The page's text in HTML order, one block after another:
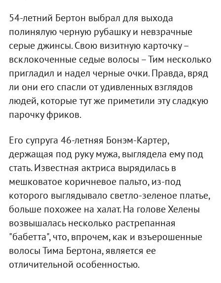
54-летний Бертон выбрал для выхода
полинялую черную рубашку и невзрачные
серые джинсы. Свою визитную карточку –
всклокоченные седые волосы – Тим несколько
пригладил и надел черные очки. Правда, вряд
ли они его спасли от удивленных взглядов
людей, которые тут же приметили эту сладкую
парочку фриков.
Его супруга 46-летняя Бонэм-Картер,
держащая под руку мужа, выглядела ему под
стать. Известная актриса вырядилась в
мешковатое коричневое пальто, из-под
которого выглядывало светло-зеленое платье,
больше похожее на халат. На голове Хелены
возвышалась несколько растрепанная
"бабетта", что, впрочем, как и взъерошенные
волосы Тима Бертона, является ее
отличительной особенностью.